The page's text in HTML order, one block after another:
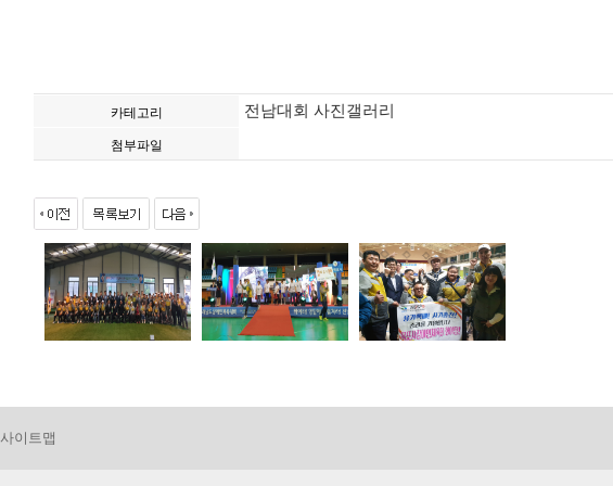
카테고리 전남대회 사진갤러리
첨부파일
사이트맵